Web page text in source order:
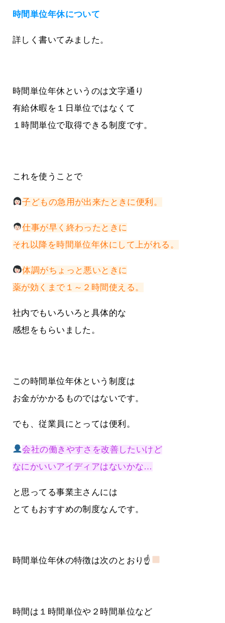
時間単位年休について
詳しく書いてみました。
時間単位年休というのは文字通り
有給休暇を１日単位ではなくて
１時間単位で取得できる制度です。
これを使うことで
子どもの急用が出来たときに便利。
仕事が早く終わったときに
それ以降を時間単位年休にして上がれる。
体調がちょっと悪いときに
薬が効くまで１～２時間使える。
社内でもいろいろと具体的な
感想をもらいました。
この時間単位年休という制度は
お金がかかるものではないです。
でも、従業員にとっては便利。
会社の働きやすさを改善したいけど
なにかいいアイディアはないかな…
と思ってる事業主さんには
とてもおすすめの制度なんです。
時間単位年休の特徴は次のとおり☝
時間は１時間単位や２時間単位など